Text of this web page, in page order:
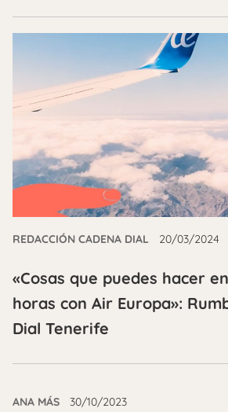
REDACCIÓN CADENA DIAL 20/03/2024
«Cosas que puedes hacer
horas con Air Europa»:
Dial Tenerife
ANA MÁS 30/10/2023